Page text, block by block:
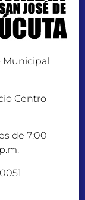
Municipal
Centro
de 7:00